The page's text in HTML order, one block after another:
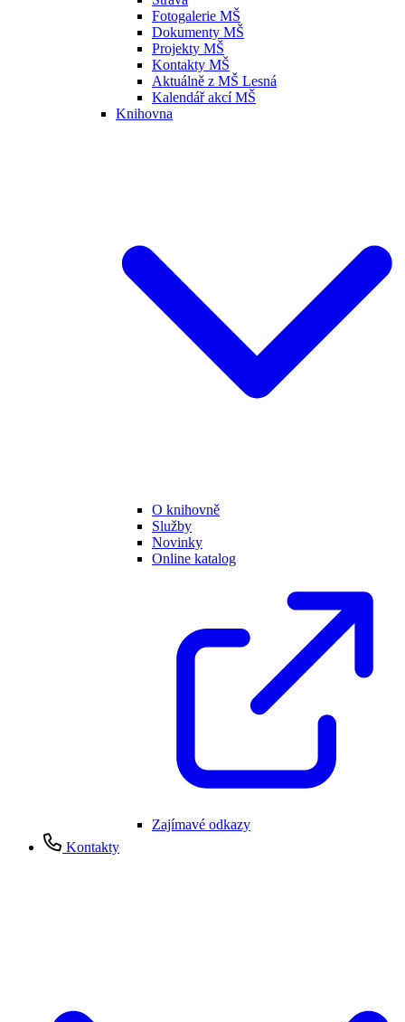
Fotogalerie MŠ
Dokumenty MŠ
Projekty MŠ
Kontakty MŠ
Aktuálně z MŠ Lesná
Kalendář akcí MŠ
Knihovna
O knihovně
Služby
Novinky
Online katalog
Zajímavé odkazy
Kontakty